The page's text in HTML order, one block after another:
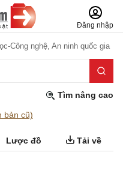
Đăng nhập
Công nghệ, An ninh quốc gia
Tìm nâng cao
bản cũ)
Lược đồ Tải về